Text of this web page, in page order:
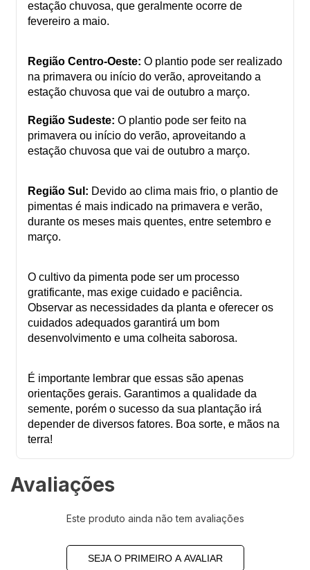
estação chuvosa, que geralmente ocorre de
fevereiro a maio.
Região Centro-Oeste: O plantio pode ser realizado
na primavera ou início do verão, aproveitando a
estação chuvosa que vai de outubro a março.
Região Sudeste: O plantio pode ser feito na
primavera ou início do verão, aproveitando a
estação chuvosa que vai de outubro a março.
Região Sul: Devido ao clima mais frio, o plantio de
pimentas é mais indicado na primavera e verão,
durante os meses mais quentes, entre setembro e
março.
O cultivo da pimenta pode ser um processo
gratificante, mas exige cuidado e paciência.
Observar as necessidades da planta e oferecer os
cuidados adequados garantirá um bom
desenvolvimento e uma colheita saborosa.
É importante lembrar que essas são apenas
orientações gerais. Garantimos a qualidade da
semente, porém o sucesso da sua plantação irá
depender de diversos fatores. Boa sorte, e mãos na
terra!
Avaliações
Este produto ainda não tem avaliações
SEJA O PRIMEIRO A AVALIAR